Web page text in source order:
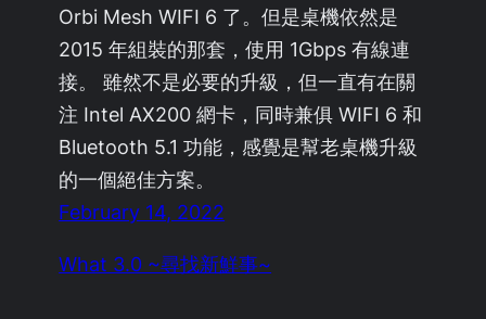
Orbi Mesh WIFI 6 了。但是桌機依然是
2015 年組裝的那套，使用 1Gbps 有線連
接。 雖然不是必要的升級，但一直有在關
注 Intel AX200 網卡，同時兼俱 WIFI 6 和
Bluetooth 5.1 功能，感覺是幫老桌機升級
的一個絕佳方案。
February 14, 2022
What 3.0 ~尋找新鮮事~